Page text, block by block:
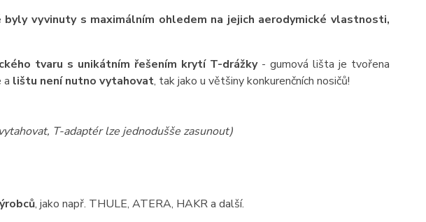
vyvinuty s maximálním ohledem na jejich aerodymické vlastnosti,
tvaru s unikátním řešením krytí T-drážky- gumová lišta je tvořena
a lištu není nutno vytahovat, tak jako u většiny konkurenčních nosičů!
T-adaptér lze jednodušše zasunout)
, jako např. THULE, ATERA, HAKR a další.